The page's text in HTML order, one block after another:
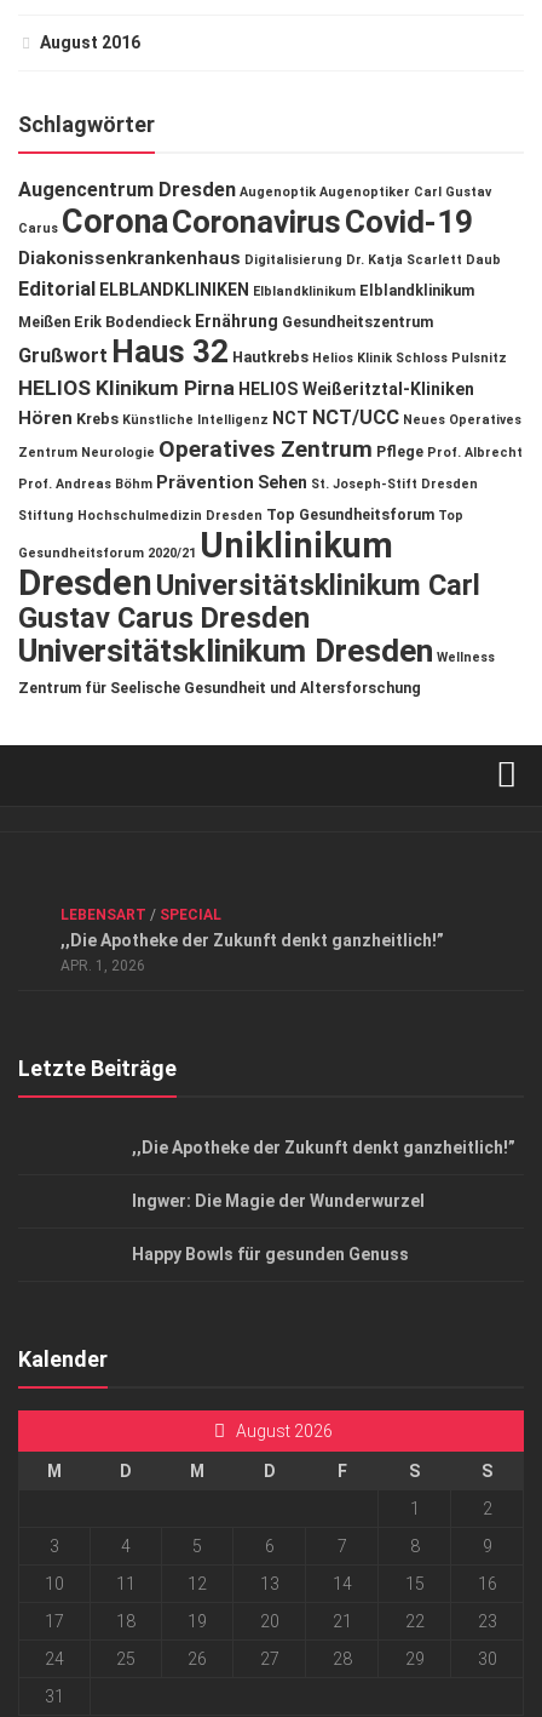
August 2016
Schlagwörter
Augencentrum Dresden Augenoptik Augenoptiker Carl Gustav
Carus CoronaCoronavirusCovid-19
Diakonissenkrankenhaus Digitalisierung Dr. Katja Scarlett Daub
Editorial ELBLANDKLINIKEN Elblandklinikum Elblandklinikum
Meißen Erik Bodendieck Ernährung Gesundheitszentrum
Grußwort Haus 32 Hautkrebs Helios Klinik Schloss Pulsnitz
HELIOS Klinikum Pirna HELIOS Weißeritztal-Kliniken
Hören Krebs Künstliche Intelligenz NCT NCT/UCC Neues Operatives
Zentrum Neurologie Operatives Zentrum Pflege Prof. Albrecht
Prof. Andreas Böhm Prävention Sehen St. Joseph-Stift Dresden
Stiftung Hochschulmedizin Dresden Top Gesundheitsforum Top
Gesundheitsforum 2020/21 Uniklinikum
DresdenUniversitätsklinikum Carl
Gustav Carus Dresden
Universitätsklinikum Dresden Wellness
Zentrum für Seelische Gesundheit und Altersforschung
Datenschutzerklärung
Top Magazin Dresden / Ostsachsen
LEBENSART / SPECIAL
,,Die Apotheke der Zukunft denkt ganzheitlich!”
APR. 1, 2026
Letzte Beiträge
,,Die Apotheke der Zukunft denkt ganzheitlich!”
Ingwer: Die Magie der Wunderwurzel
Happy Bowls für gesunden Genuss
Kalender
August 2026
M D M D F S
S
1
2
3
4 5 6 7 8
9
10
11 12 13 14 15
16
17
18 19 20 21 22
23
24
25 26 27 28 29
30
31